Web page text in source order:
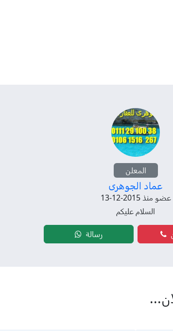
المعلن
عماد الجوهرى
عضو منذ 2015-12-13
السلام عليكم
رسالة